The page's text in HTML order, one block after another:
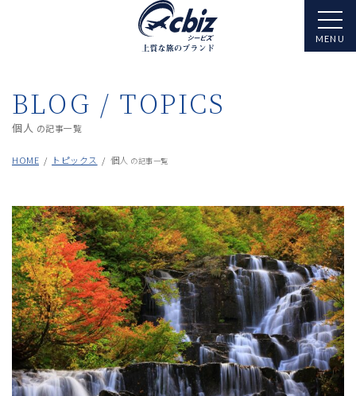
BLOG / TOPICS
個人 の記事一覧
HOME トピックス 個人 の記事一覧